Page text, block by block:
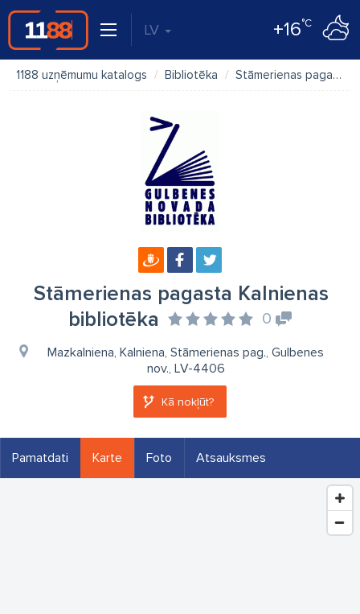
LV +16°C
1188 uzņēmumu katalogs Bibliotēka Stāmerienas pagasta Kalnienas bibliotēka
Stāmerienas pagasta Kalnienas
bibliotēka
0
Mazkalniena, Kalniena, Stāmerienas pag., Gulbenes
nov., LV-4406
Kā nokļūt?
Pamatdati Karte Foto Atsauksmes